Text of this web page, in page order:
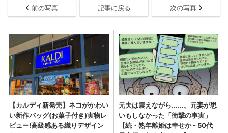
前の写真 記事に戻る 次の写真